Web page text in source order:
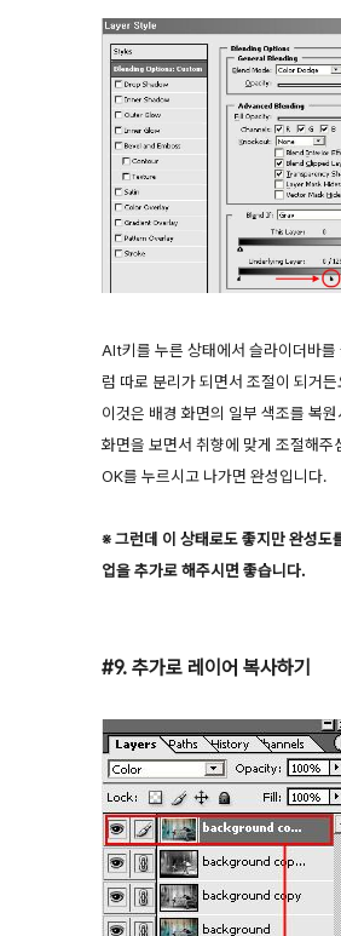
Alt키를 누른 상태에서 슬라이더바를
럼 따로 분리가 되면서 조절이 되거든
이것은 배경 화면의 일부 색조를 복
화면을 보면서 취향에 맞게 조절해주
OK를 누르시고 나가면 완성입니다.
※ 그런데 이 상태로도 좋지만 완성도
업을 추가로 해주시면 좋습니다.
#9. 추가로 레이어 복사하기